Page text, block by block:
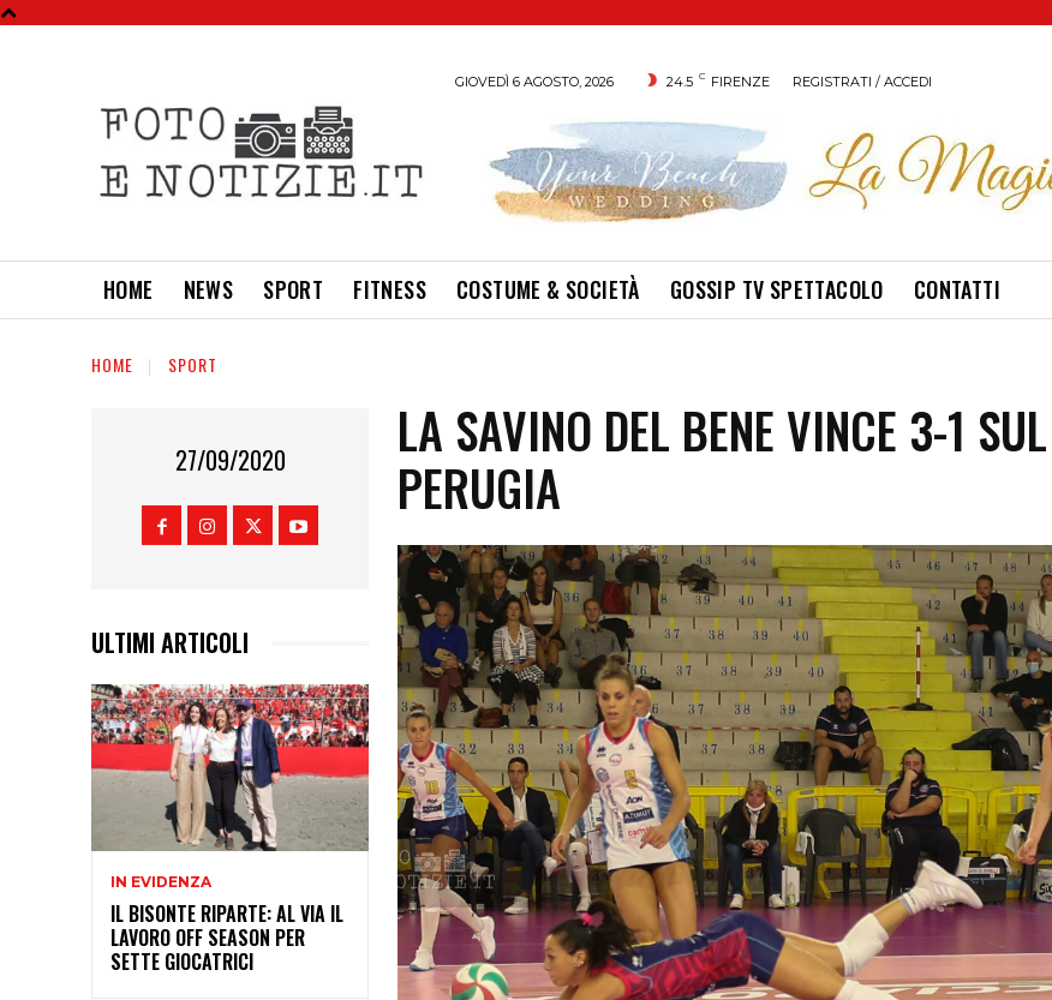
GIOVEDÌ 6 AGOSTO, 2026 24.5 C FIRENZE REGISTRATI / ACCEDI
HOME NEWS SPORT FITNESS COSTUME & SOCIETÀ GOSSIP TV SPETTACOLO CONTATTI
HOME SPORT
27/09/2020
ULTIMI ARTICOLI
IN EVIDENZA
IL BISONTE RIPARTE: AL VIA IL
LAVORO OFF SEASON PER
SETTE GIOCATRICI
LA SAVINO DEL BENE VINCE 3-1 SUL
PERUGIA